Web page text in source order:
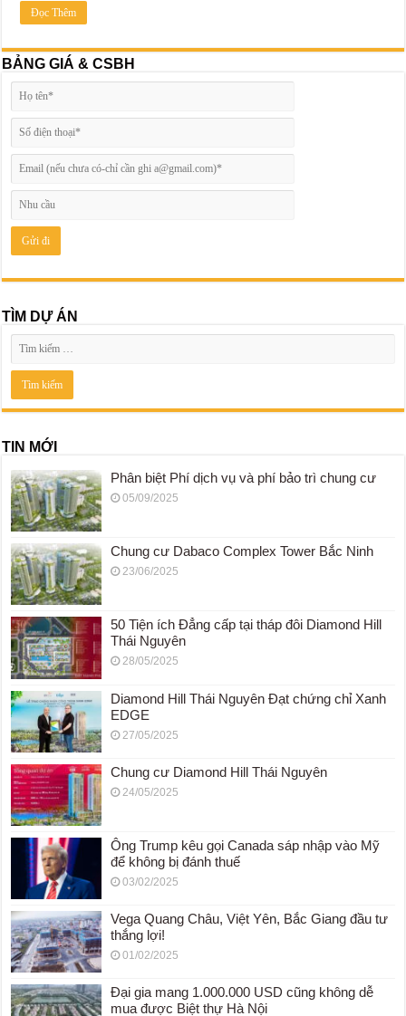
Đọc Thêm
BẢNG GIÁ & CSBH
TÌM DỰ ÁN
TIN MỚI
Phân biệt Phí dịch vụ và phí bảo trì chung cư
05/09/2025
Chung cư Dabaco Complex Tower Bắc Ninh
23/06/2025
50 Tiện ích Đẳng cấp tại tháp đôi Diamond Hill
Thái Nguyên
28/05/2025
Diamond Hill Thái Nguyên Đạt chứng chỉ Xanh
EDGE
27/05/2025
Chung cư Diamond Hill Thái Nguyên
24/05/2025
Ông Trump kêu gọi Canada sáp nhập vào Mỹ
để không bị đánh thuế
03/02/2025
Vega Quang Châu, Việt Yên, Bắc Giang đầu tư
thắng lợi!
01/02/2025
Đại gia mang 1.000.000 USD cũng không dễ
mua được Biệt thự Hà Nội